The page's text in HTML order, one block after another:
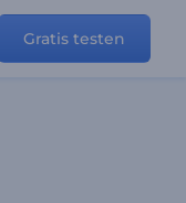
Gratis testen